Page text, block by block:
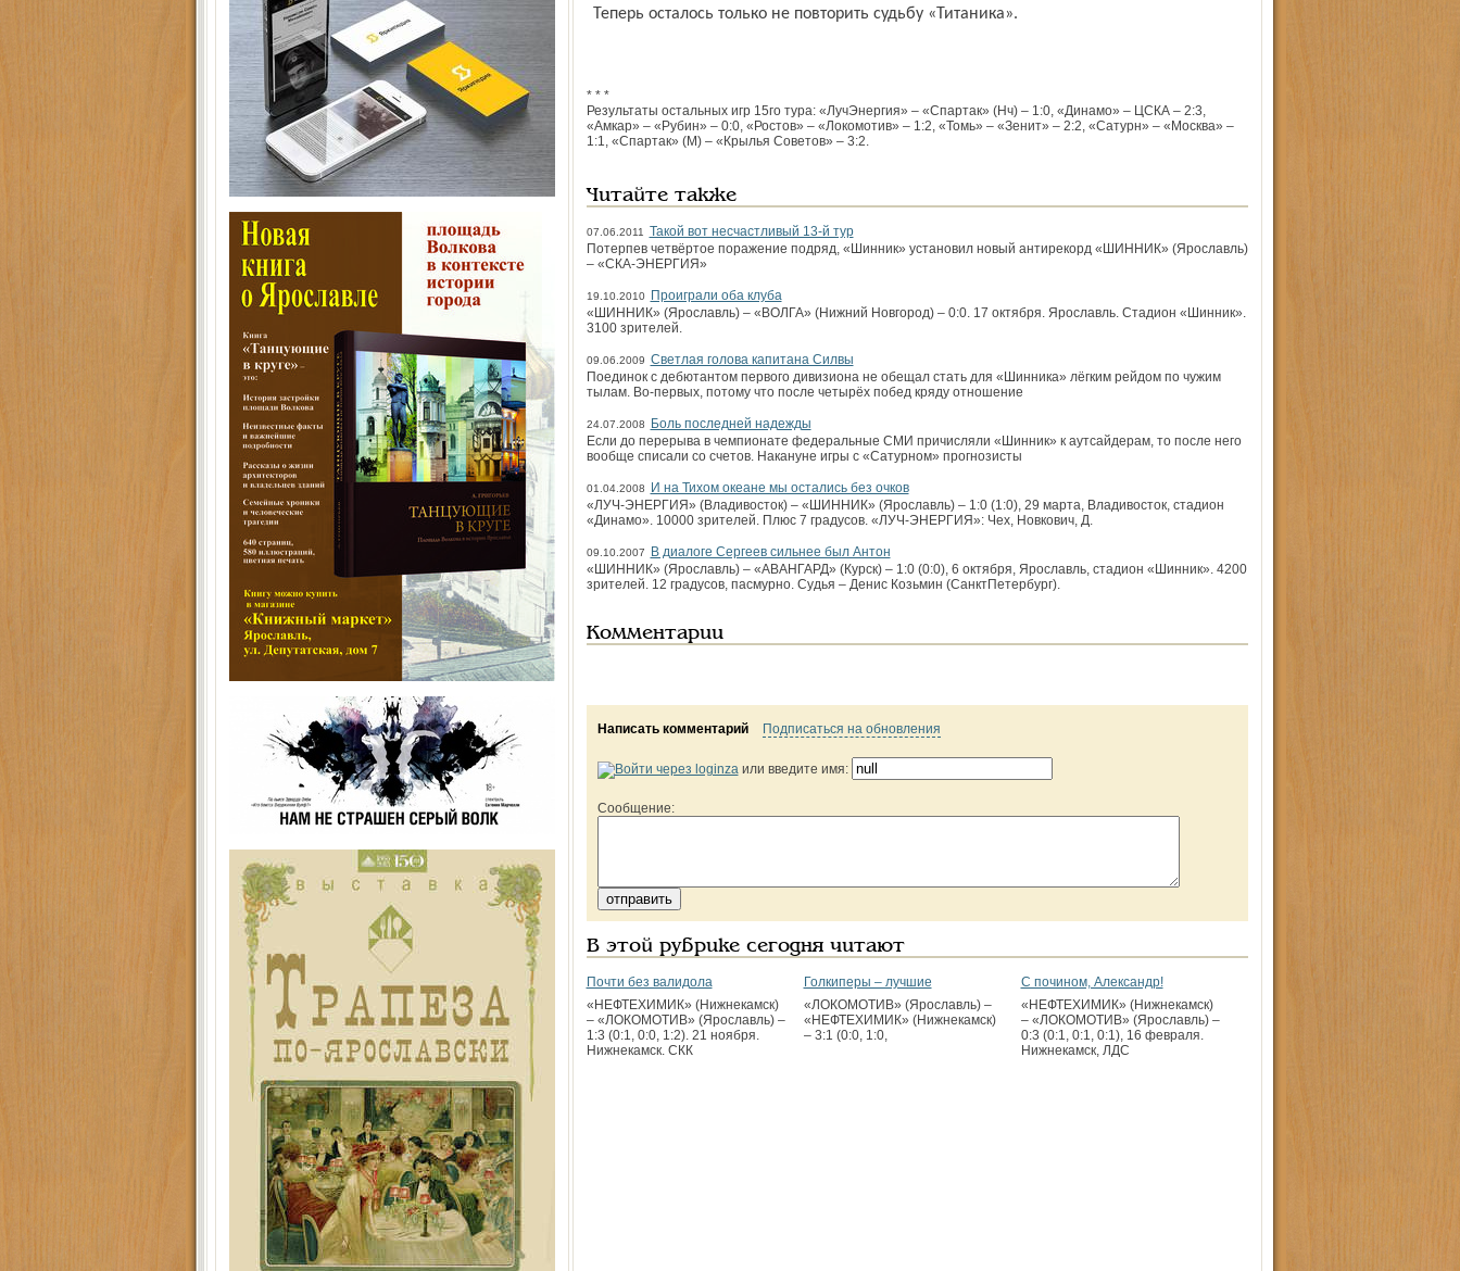
Теперь осталось только не повторить судьбу «Титаника».
* * *
Результаты остальных игр 15­го тура: «Луч­Энергия» – «Спартак» (Нч) – 1:0, «Динамо» – ЦСКА – 2:3,
«Амкар» – «Рубин» – 0:0, «Ростов» – «Локомотив» – 1:2, «Томь» – «Зенит» – 2:2, «Сатурн» – «Москва» –
1:1, «Спартак» (М) – «Крылья Советов» – 3:2.
Читайте также
07.06.2011
Такой вот несчастливый 13-й тур
Потерпев четвёртое поражение подряд, «Шинник» установил новый антирекорд «ШИННИК» (Ярославль)
– «СКА-ЭНЕРГИЯ»
19.10.2010
Проиграли оба клуба
«ШИННИК» (Ярославль) – «ВОЛГА» (Нижний Новгород) – 0:0. 17 октября. Ярославль. Стадион «Шинник».
3100 зрителей.
09.06.2009 Светлая голова капитана Силвы
Поединок с дебютантом первого дивизиона не обещал стать для «Шинника» лёгким рейдом по чужим
тылам. Во-первых, потому что после четырёх побед кряду отношение
24.07.2008
Боль последней надежды
Если до перерыва в чемпионате федеральные СМИ причисляли «Шинник» к аутсайдерам, то после него
вообще списали со счетов. Накануне игры с «Сатурном» прогнозисты
01.04.2008
И на Тихом океане мы остались без очков
«ЛУЧ-ЭНЕРГИЯ» (Владивосток) – «ШИННИК» (Ярославль) – 1:0 (1:0), 29 марта, Владивосток, стадион
«Динамо». 10000 зрителей. Плюс 7 градусов. «ЛУЧ-ЭНЕРГИЯ»: Чех, Новкович, Д.
09.10.2007
В диалоге Сергеев сильнее был Антон
«ШИННИК» (Ярославль) – «АВАНГАРД» (Курск) – 1:0 (0:0), 6 октября, Ярославль, стадион «Шинник». 4200
зрителей. 12 градусов, пасмурно. Судья – Денис Козьмин (Санкт­Петербург).
Комментарии
Написать комментарий Подписаться на обновления
или введите имя:
Сообщение:
В этой рубрике сегодня читают
Почти без валидола
«НЕФТЕХИМИК» (Нижнекамск)
– «ЛОКОМОТИВ» (Ярославль) –
1:3 (0:1, 0:0, 1:2). 21 ноября.
Нижнекамск. СКК
Голкиперы – лучшие
«ЛОКОМОТИВ» (Ярославль) –
«НЕФТЕХИМИК» (Нижнекамск)
– 3:1 (0:0, 1:0,
С почином, Александр!
«НЕФТЕХИМИК» (Нижнекамск)
– «ЛОКОМОТИВ» (Ярославль) –
0:3 (0:1, 0:1, 0:1), 16 февраля.
Нижнекамск, ЛДС